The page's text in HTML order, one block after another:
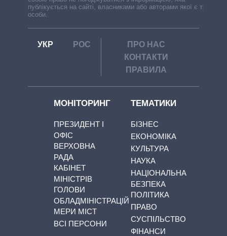
публікується на сайті, власниками або авторами якої є треті
особи.
УКР РОС
ПРО НАС
КОНТАКТИ
ПРАВИЛА
МОНІТОРИНГ
ПРЕЗИДЕНТ І
ОФІС
ВЕРХОВНА
РАДА
КАБІНЕТ
МІНІСТРІВ
ГОЛОВИ
ОБЛАДМІНІСТРАЦІЙ
МЕРИ МІСТ
ВСІ ПЕРСОНИ
ТЕМАТИКИ
БІЗНЕС
ЕКОНОМІКА
КУЛЬТУРА
НАУКА
НАЦІОНАЛЬНА
БЕЗПЕКА
ПОЛІТИКА
ПРАВО
СУСПІЛЬСТВО
ФІНАНСИ